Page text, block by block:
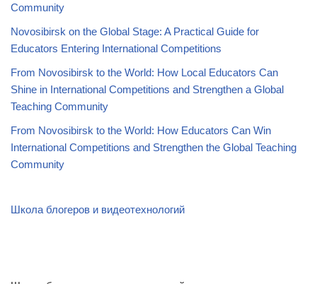
Community
Novosibirsk on the Global Stage: A Practical Guide for
Educators Entering International Competitions
From Novosibirsk to the World: How Local Educators Can
Shine in International Competitions and Strengthen a Global
Teaching Community
From Novosibirsk to the World: How Educators Can Win
International Competitions and Strengthen the Global Teaching
Community
Школа блогеров и видеотехнологий